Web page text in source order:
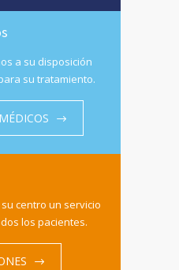
a su disposición
su tratamiento.
centro un servicio
los pacientes.